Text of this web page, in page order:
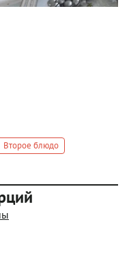
Второе блюдо